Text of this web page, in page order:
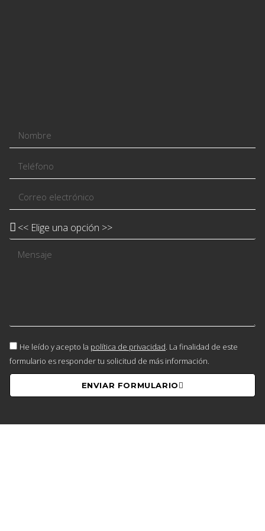
He leído y acepto la política de privacidad. La finalidad de este
formulario es responder tu solicitud de más información.
ENVIAR FORMULARIO